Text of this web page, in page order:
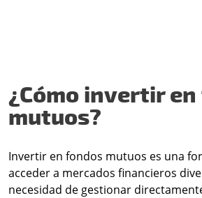
¿Cómo invertir
mutuos?
Invertir en fondos mutuos es una
acceder a mercados financieros
necesidad de gestionar